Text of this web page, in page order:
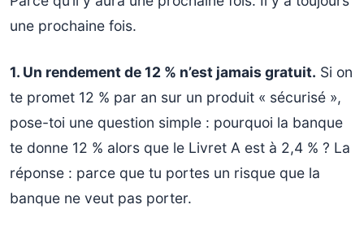
une prochaine fois.
1. Un rendement de 12 % n’est jamais gratuit. Si on
te promet 12 % par an sur un produit « sécurisé »,
pose-toi une question simple : pourquoi la banque
te donne 12 % alors que le Livret A est à 2,4 % ? La
réponse : parce que tu portes un risque que la
banque ne veut pas porter.